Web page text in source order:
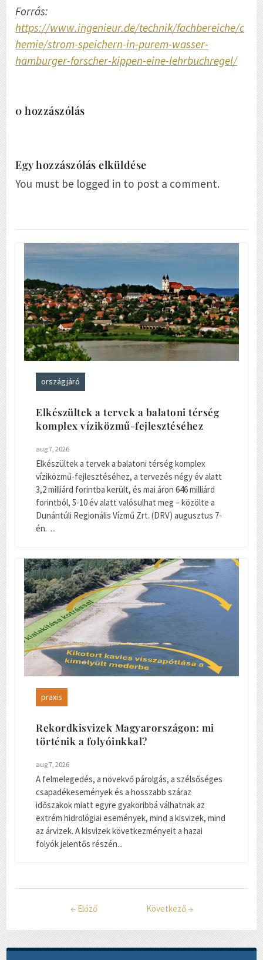
Forrás:
https://www.ingenieur.de/technik/fachbereiche/c
hemie/strom-speichern-in-purem-wasser-
hamburger-forscher-kippen-eine-lehrbuchregel/
0 hozzászólás
Egy hozzászólás elküldése
You must be logged in to post a comment.
országjáró
Elkészültek a tervek a balatoni térség
komplex víziközmű-fejlesztéséhez
aug 7, 2026
Elkészültek a tervek a balatoni térség komplex
víziközmű-fejlesztéséhez, a tervezés négy év alatt
3,2 milliárd forintba került, és mai áron 646 milliárd
forintból, 5-10 év alatt valósulhat meg – közölte a
Dunántúli Regionális Vízmű Zrt. (DRV) augusztus 7-
én. ...
praxis
Rekordkisvizek Magyarországon: mi
történik a folyóinkkal?
aug 7, 2026
A felmelegedés, a növekvő párolgás, a szélsőséges
csapadékesemények és a hosszabb száraz
időszakok miatt egyre gyakoribbá válhatnak az
extrém hidrológiai események, mind a kisvizek, mind
az árvizek. A kisvizek következményeit a hazai
folyók jelentős részén...
← Előző Következő→